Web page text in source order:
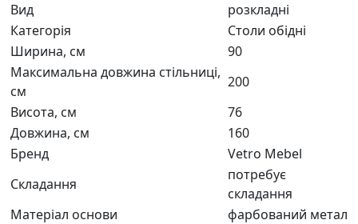
Вид
розкладні
Категорія
Столи обідні
Ширина, см
90
Максимальна довжина стільниці,
см
200
Висота, см
76
Довжина, см
160
Бренд
Vetro Mebel
Складання
потребує
складання
Матеріал основи
фарбований метал